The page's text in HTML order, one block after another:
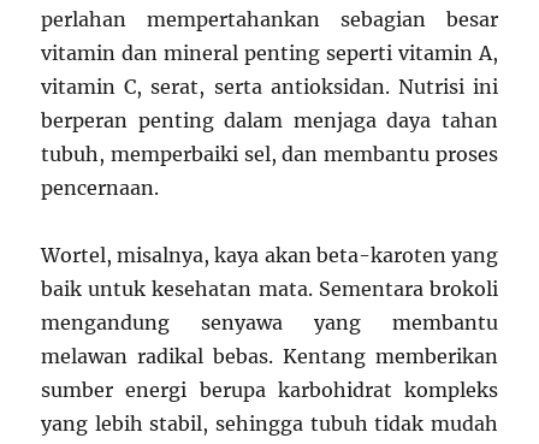
perlahan mempertahankan sebagian besar
vitamin dan mineral penting seperti vitamin A,
vitamin C, serat, serta antioksidan. Nutrisi ini
berperan penting dalam menjaga daya tahan
tubuh, memperbaiki sel, dan membantu proses
pencernaan.
Wortel, misalnya, kaya akan beta-karoten yang
baik untuk kesehatan mata. Sementara brokoli
mengandung senyawa yang membantu
melawan radikal bebas. Kentang memberikan
sumber energi berupa karbohidrat kompleks
yang lebih stabil, sehingga tubuh tidak mudah